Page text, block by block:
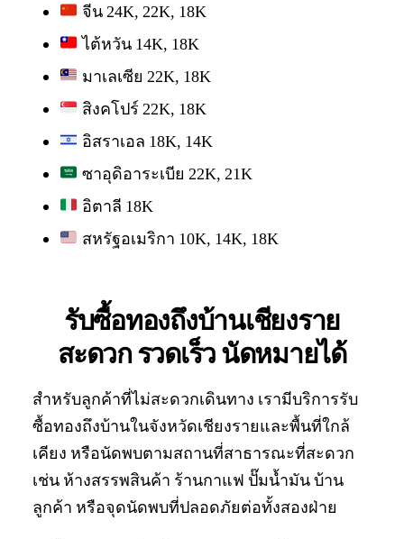
จีน 24K, 22K, 18K
ไต้หวัน 14K, 18K
มาเลเซีย 22K, 18K
สิงคโปร์ 22K, 18K
อิสราเอล 18K, 14K
ซาอุดิอาระเบีย 22K, 21K
อิตาลี 18K
สหรัฐอเมริกา 10K, 14K, 18K
รับซื้อทองถึงบ้านเชียงราย
สะดวก รวดเร็ว นัดหมายได้
สำหรับลูกค้าที่ไม่สะดวกเดินทาง เรามีบริการรับ
ซื้อทองถึงบ้านในจังหวัดเชียงรายและพื้นที่ใกล้
เคียง หรือนัดพบตามสถานที่สาธารณะที่สะดวก
เช่น ห้างสรรพสินค้า ร้านกาแฟ ปั๊มน้ำมัน บ้าน
ลูกค้า หรือจุดนัดพบที่ปลอดภัยต่อทั้งสองฝ่าย